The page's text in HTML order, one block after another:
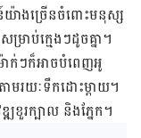
ាង​ច្រើន​ចំពោះ​មនុស្ស​
ាប់​ក្មេងៗ​ដូច​គ្នា​។​
ាក់​ៗ​ក៏​អាច​បំពេញ​អូ
ម​រយៈ​ទឹក​ដោះ​ម្ដាយ​។​
ខួរ​ក្បាល​ និង​ភ្នែក​។​​